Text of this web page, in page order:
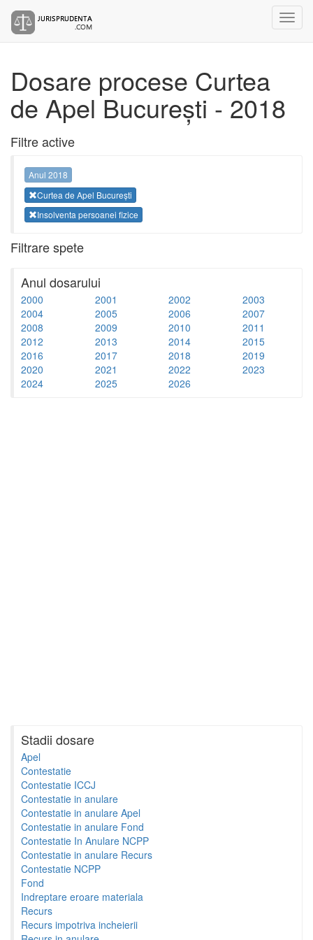
Dosare procese Curtea
de Apel București - 2018
Filtre active
Anul 2018
Curtea de Apel București
Insolventa persoanei fizice
Filtrare spete
Anul dosarului
2000 2001 2002
2003
2004
2005 2006
2007
2008
2009 2010
2011
2012
2013 2014
2015
2016
2017 2018
2019
2020
2021 2022
2023
2024
2025 2026
Stadii dosare
Apel
Contestatie
Contestatie ICCJ
Contestatie in anulare
Contestatie in anulare Apel
Contestatie in anulare Fond
Contestatie In Anulare NCPP
Contestatie in anulare Recurs
Contestatie NCPP
Fond
Indreptare eroare materiala
Recurs
Recurs impotriva incheierii